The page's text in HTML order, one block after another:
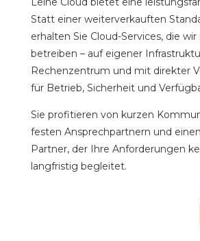
Statt einer weiterverkauften
erhalten Sie Cloud-Services, die wir
betreiben – auf eigener
Rechenzentrum und mit direkter
für Betrieb, Sicherheit und
Sie profitieren von kurzen
festen Ansprechpartnern und
Partner, der Ihre Anforderungen
langfristig begleitet.